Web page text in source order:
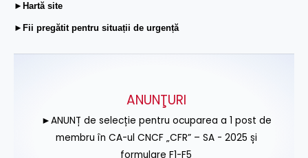
►Hartă site
►Fii pregătit pentru situații de urgență
ANUNŢURI
►ANUNȚ de selecție pentru ocuparea a 1 post de
membru în CA-ul CNCF „CFR” – SA - 2025 și
formulare F1-F5